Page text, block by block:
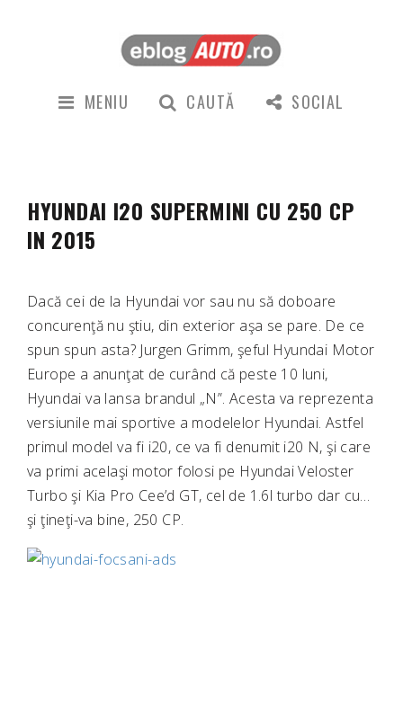
MENIU CAUTĂ SOCIAL
HYUNDAI I20 SUPERMINI CU 250 CP
IN 2015
Dacă cei de la Hyundai vor sau nu să doboare
concurenţă nu ştiu, din exterior aşa se pare. De ce
spun spun asta? Jurgen Grimm, şeful Hyundai Motor
Europe a anunţat de curând că peste 10 luni,
Hyundai va lansa brandul „N”. Acesta va reprezenta
versiunile mai sportive a modelelor Hyundai. Astfel
primul model va fi i20, ce va fi denumit i20 N, şi care
va primi acelaşi motor folosi pe Hyundai Veloster
Turbo şi Kia Pro Cee’d GT, cel de 1.6l turbo dar cu…
şi ţineţi-va bine, 250 CP.